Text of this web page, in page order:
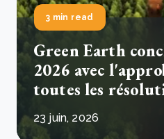
3 min read
Green Earth
2026 avec
toutes les
23 juin, 2026